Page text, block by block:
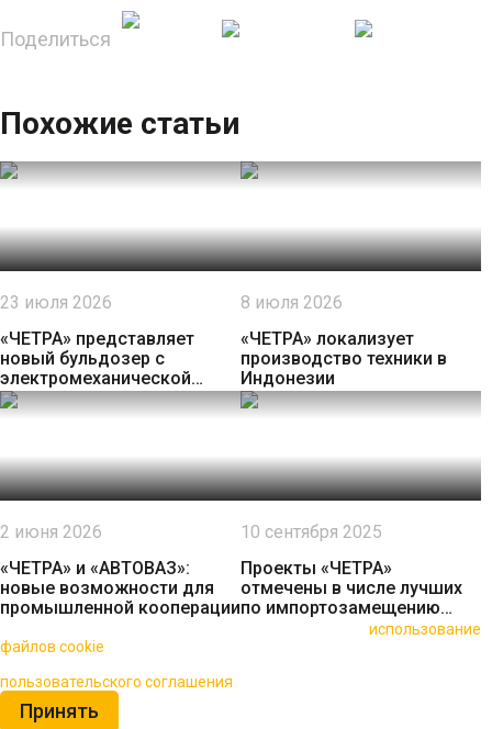
Поделиться
Похожие статьи
23 июля 2026
«ЧЕТРА» представляет
новый бульдозер с
электромеханической
трансмиссией
8 июля 2026
«ЧЕТРА» локализует
производство техники в
Индонезии
2 июня 2026
«ЧЕТРА» и «АВТОВАЗ»:
новые возможности для
промышленной кооперации
10 сентября 2025
Проекты «ЧЕТРА»
отмечены в числе лучших
по импортозамещению
строительно-дорожной
использование
файлов cookie
пользовательского соглашения
Принять